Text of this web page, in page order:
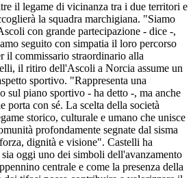
il legame di vicinanza tra i due territori e
la squadra marchigiana. "Siamo
con grande partecipazione - dice -,
seguito con simpatia il loro percorso
il commissario straordinario alla
il ritiro dell'Ascoli a Norcia assume un
sportivo. "Rappresenta una
sul piano sportivo - ha detto -, ma anche
porta con sé. La scelta della società
storico, culturale e umano che unisce
profondamente segnate dal sisma
dignità e visione". Castelli ha
oggi uno dei simboli dell'avanzamento
centrale e come la presenza della